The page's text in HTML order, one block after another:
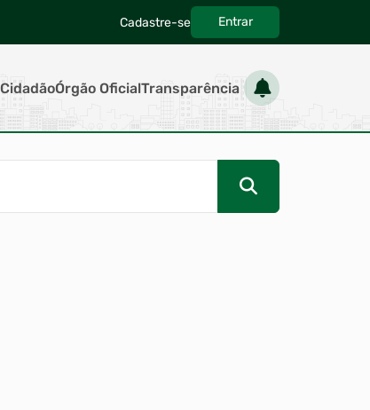
Cadastre-se Entrar
CidadãoÓrgão OficialTransparência